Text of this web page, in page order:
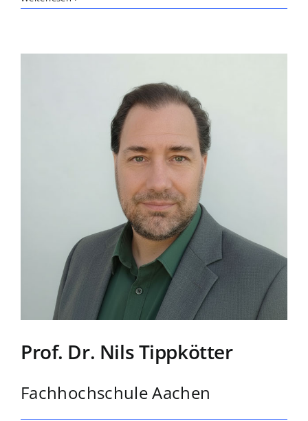
Dr.
Prof. Dr. Nils Tippkötter
Fachhochschule Aachen